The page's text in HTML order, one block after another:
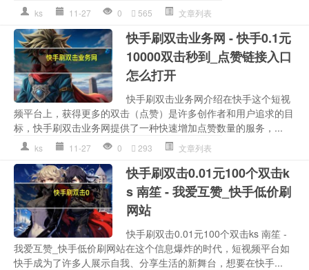
ks 11-27 0 565 文章列表
快手刷双击业务网 - 快手0.1元
10000双击秒到_点赞链接入口
怎么打开
快手刷双击业务网介绍在快手这个短视
频平台上，获得更多的双击（点赞）是许多创作者和用户追求的目
标，快手刷双击业务网提供了一种快速增加点赞数量的服务，...
ks 11-27 0 293 文章列表
快手刷双击0.01元100个双击k
s 南笙 - 我爱互赞_快手低价刷
网站
快手刷双击0.01元100个双击ks 南笙 -
我爱互赞_快手低价刷网站在这个信息爆炸的时代，短视频平台如
快手成为了许多人展示自我、分享生活的新舞台，想要在快手...